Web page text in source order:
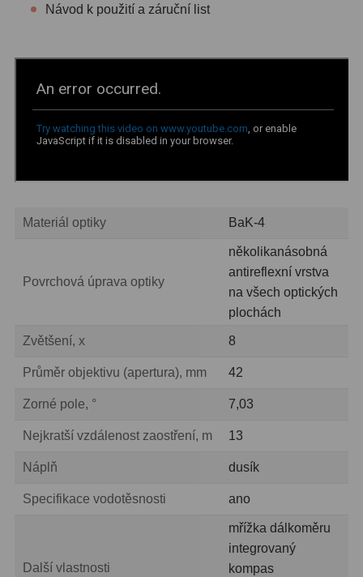
Návod k použití a záruční list
Materiál optiky BaK-4
Povrchová úprava optiky
několikanásobná
antireflexní vrstva
na všech optických
plochách
Zvětšení, x 8
Průměr objektivu (apertura), mm 42
Zorné pole, ° 7,03
Nejkratší vzdálenost zaostření, m 13
Náplň dusík
Specifikace vodotěsnosti ano
Další vlastnosti
mřížka dálkoměru
integrovaný
kompas